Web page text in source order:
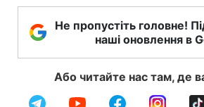
Не пропустіть головне!
наші оновлення в
Або читайте нас там, де